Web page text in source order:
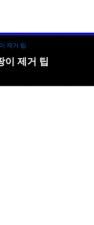
제거 팁
이 제거 팁